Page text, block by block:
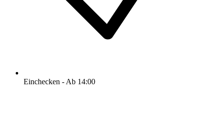
Einchecken - Ab 14:00